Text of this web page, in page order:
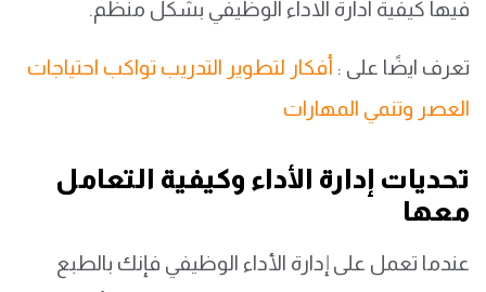
فيها كيفية ادارة الاداء الوظيفي بشكل منظم.
تعرف ايضًا على : أفكار لتطوير التدريب تواكب احتياجات
العصر وتنمي المهارات
تحديات إدارة الأداء وكيفية التعامل
معها
عندما تعمل على إدارة الأداء الوظيفي فإنك بالطبع